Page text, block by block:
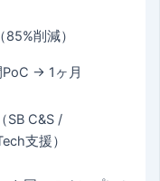
85%削減）
→ 1ヶ月
SB C&S /
支援）